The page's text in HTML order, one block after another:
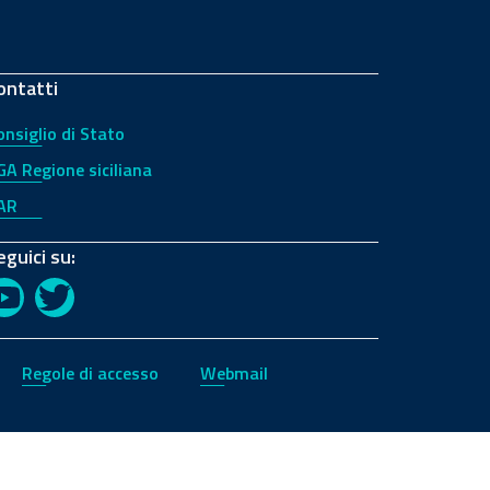
di Stato
Regione siciliana
su:
YouTubeTwitter
Regole di accesso Webmail